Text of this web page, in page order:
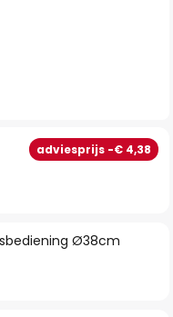
Ø38cm
adviesprijs -€ 4,38